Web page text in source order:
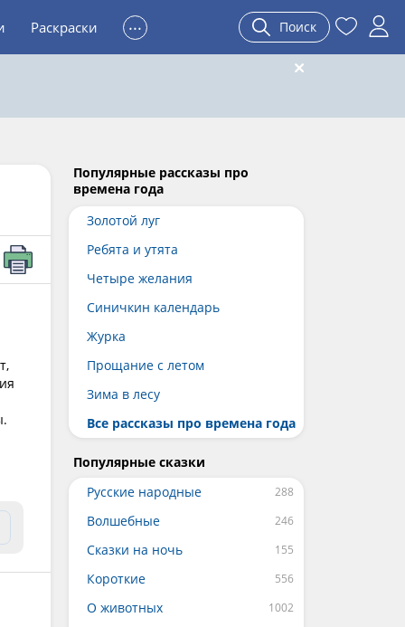
Раскраски ... Поиск
Популярные рассказы про
времена года
Золотой луг
Ребята и утята
Четыре желания
Синичкин календарь
Журка
Прощание с летом
Зима в лесу
Все рассказы про времена года
Популярные сказки
Русские народные
Волшебные
Сказки на ночь
Короткие
О животных